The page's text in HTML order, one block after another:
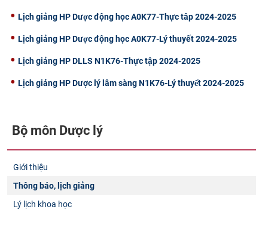
Lịch giảng HP Dược động học A0K77-Thực tâp 2024-2025
Lịch giảng HP Dược động học A0K77-Lý thuyết 2024-2025
Lịch giảng HP DLLS N1K76-Thực tập 2024-2025
Lịch giảng HP Dược lý lâm sàng N1K76-Lý thuyết 2024-2025
Bộ môn Dược lý
Giới thiệu
Thông báo, lịch giảng
Lý lịch khoa học